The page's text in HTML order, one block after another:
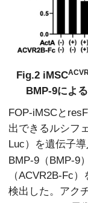
Fig.2 iMSC
BMP-9によ
FOP-iMSCと
出できるルシフ
Luc）を遺伝子
BMP-9（BMP-9
（ACVR2B-Fc
検出した。アク